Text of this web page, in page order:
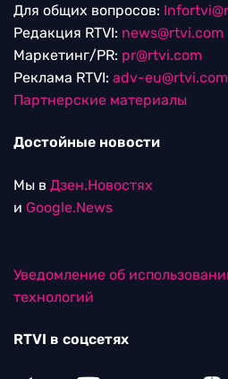
Для общих вопросов:
Редакция RTVI: news@rtvi.com
Маркетинг/PR: pr@rtvi.com
Реклама RTVI: adv-eu@rtvi.com
Партнерские материалы
Достойные новости
Мы в Дзен.Новостях
и Google.News
Уведомление об
технологий
RTVI в соцсетях